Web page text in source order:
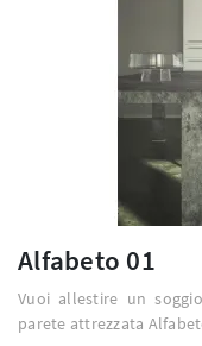
Alfabeto 01
Vuoi allestire un
parete attrezzata